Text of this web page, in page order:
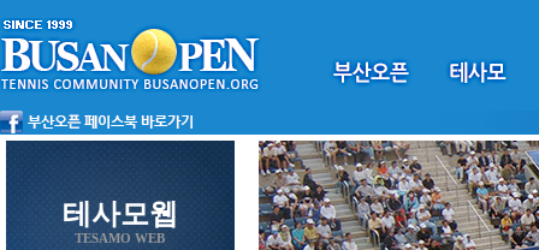
테사모웹
TESAMO WEB